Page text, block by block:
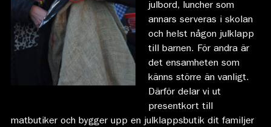
julbord, luncher som
annars serveras i skolan
och helst någon julklapp
till barnen. För andra är
det ensamheten som
känns större än vanligt.
Därför delar vi ut
presentkort till
matbutiker och bygger upp en julklappsbutik dit familjer